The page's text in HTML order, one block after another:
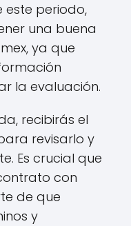
este periodo,
una buena
ya que
la evaluación.
recibirás el
revisarlo y
Es crucial que
con
de que
y